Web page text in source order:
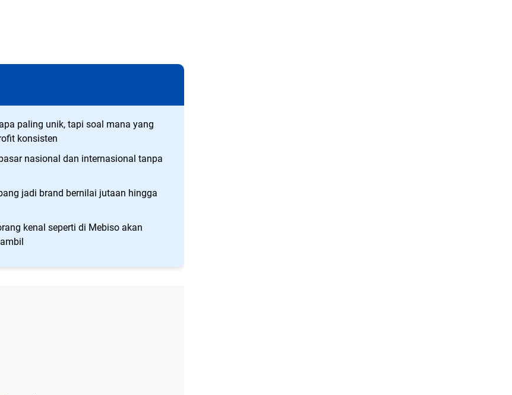
paling unik, tapi soal mana yang
konsisten
nasional dan internasional tanpa
jadi brand bernilai jutaan hingga
kenal seperti di Mebiso akan